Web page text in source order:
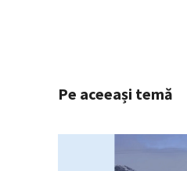
Pe aceeași temă